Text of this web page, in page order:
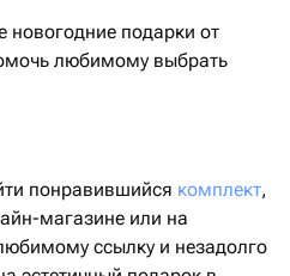
новогодние подарки от
любимому выбрать
понравившийся комплект,
магазине или на
ссылку и незадолго